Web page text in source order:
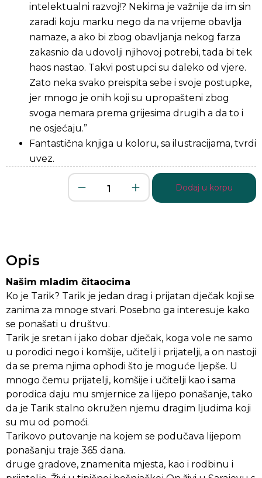
intelektualni razvoj!? Nekima je važnije da im sin
zaradi koju marku nego da na vrijeme obavlja
namaze, a ako bi zbog obavljanja nekog farza
zakasnio da udovolji njihovoj potrebi, tada bi tek
haos nastao. Takvi postupci su daleko od vjere.
Zato neka svako preispita sebe i svoje postupke,
jer mnogo je onih koji su upropašteni zbog
svoga nemara prema grijesima drugih a da to i
ne osjećaju.”
Fantastična knjiga u koloru, sa ilustracijama, tvrdi
uvez.
Dodaj u korpu
Opis
Našim mladim čitaocima
Ko je Tarik? Tarik je jedan drag i prijatan dječak koji se
zanima za mnoge stvari. Posebno ga interesuje kako
se ponašati u društvu.
Tarik je sretan i jako dobar dječak, koga vole ne samo
u porodici nego i komšije, učitelji i prijatelji, a on nastoji
da se prema njima ophodi što je moguće ljepše. U
mnogo čemu prijatelji, komšije i učitelji kao i sama
porodica daju mu smjernice za lijepo ponašanje, tako
da je Tarik stalno okružen njemu dragim ljudima koji
su mu od pomoći.
Tarikovo putovanje na kojem se podučava lijepom
ponašanju traje 365 dana.
druge gradove, znamenita mjesta, kao i rodbinu i